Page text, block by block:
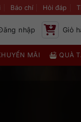
Báo chí Hỏi đáp
nhập Giỏ
MÃI QUÀ